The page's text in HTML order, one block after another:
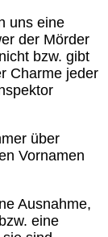
uns eine
der Mörder
bzw. gibt
Charme jeder
über
Vornamen
Ausnahme,
eine